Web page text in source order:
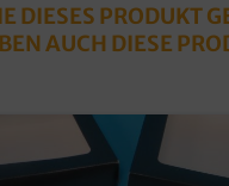
DIESES PRODUKT
AUCH DIESE